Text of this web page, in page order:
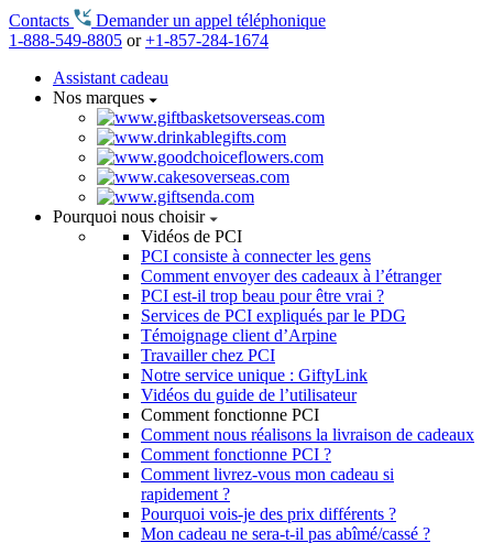
Contacts
Demander un appel téléphonique
1-888-549-8805 or+1-857-284-1674
Assistant cadeau
Nos marques
Pourquoi nous choisir
Vidéos de PCI
PCI consiste à connecter les gens
Comment envoyer des cadeaux à l’étranger
PCI est-il trop beau pour être vrai ?
Services de PCI expliqués par le PDG
Témoignage client d’Arpine
Travailler chez PCI
Notre service unique : GiftyLink
Vidéos du guide de l’utilisateur
Comment fonctionne PCI
Comment nous réalisons la livraison de cadeaux
Comment fonctionne PCI ?
Comment livrez-vous mon cadeau si
rapidement ?
Pourquoi vois-je des prix différents ?
Mon cadeau ne sera-t-il pas abîmé/cassé ?